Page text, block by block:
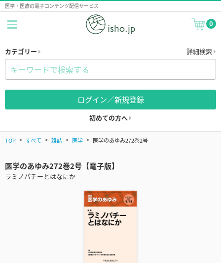
医学・医療の電子コンテンツ配信サービス
0
カテゴリー 詳細検索
ログイン／新規登録
初めての方へ
TOP すべて 雑誌 医学 医学のあゆみ272巻2号
医学のあゆみ272巻2号【電子版】
ラミノパチーとはなにか